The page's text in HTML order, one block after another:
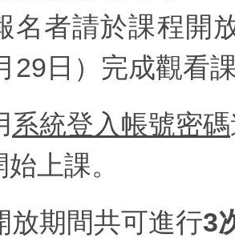
名者請於課程開
29日）完成觀看
系統登入帳號密碼
始上課。
放期間共可進行3